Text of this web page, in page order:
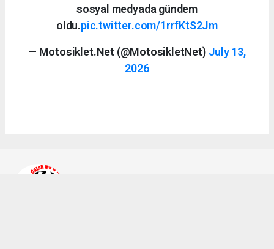
sosyal medyada gündem
oldu.pic.twitter.com/1rrfKtS2Jm
— Motosiklet.Net (@MotosikletNet) July 13,
2026